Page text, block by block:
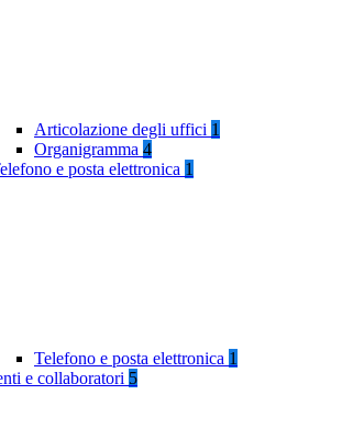
Articolazione degli uffici 1
Organigramma 4
e posta elettronica 1
Telefono e posta elettronica 1
e collaboratori 5